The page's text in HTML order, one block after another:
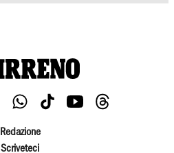
Redazione
Scriveteci